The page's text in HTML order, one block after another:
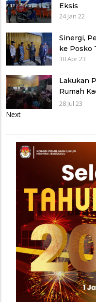
Eksis
24 Jan 22
Sinergi,
ke Posko
30 Apr 23
Lakukan
Rumah
Batik Nau
28 Jul 23
Next